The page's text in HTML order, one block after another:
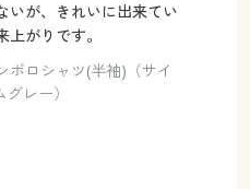
いが、きれいに出来てい
がりです。
ポロシャツ(半袖)（サイ
レー）